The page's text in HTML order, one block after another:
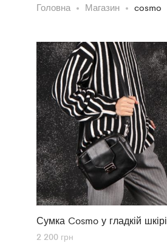
Головна Магазин cosmo
Сумка Cosmo у гладкій шкірі
2 200 грн